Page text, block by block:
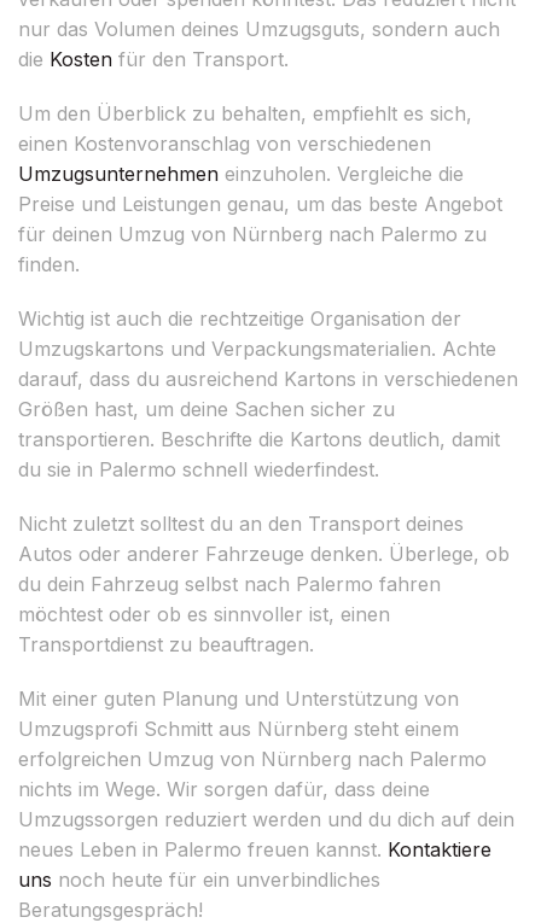
nur das Volumen deines Umzugsguts, sondern auch
die Kosten für den Transport.
Um den Überblick zu behalten, empfiehlt es sich,
einen Kostenvoranschlag von verschiedenen
Umzugsunternehmen einzuholen. Vergleiche die
Preise und Leistungen genau, um das beste Angebot
für deinen Umzug von Nürnberg nach Palermo zu
finden.
Wichtig ist auch die rechtzeitige Organisation der
Umzugskartons und Verpackungsmaterialien. Achte
darauf, dass du ausreichend Kartons in verschiedenen
Größen hast, um deine Sachen sicher zu
transportieren. Beschrifte die Kartons deutlich, damit
du sie in Palermo schnell wiederfindest.
Nicht zuletzt solltest du an den Transport deines
Autos oder anderer Fahrzeuge denken. Überlege, ob
du dein Fahrzeug selbst nach Palermo fahren
möchtest oder ob es sinnvoller ist, einen
Transportdienst zu beauftragen.
Mit einer guten Planung und Unterstützung von
Umzugsprofi Schmitt aus Nürnberg steht einem
erfolgreichen Umzug von Nürnberg nach Palermo
nichts im Wege. Wir sorgen dafür, dass deine
Umzugssorgen reduziert werden und du dich auf dein
neues Leben in Palermo freuen kannst. Kontaktiere
uns noch heute für ein unverbindliches
Beratungsgespräch!